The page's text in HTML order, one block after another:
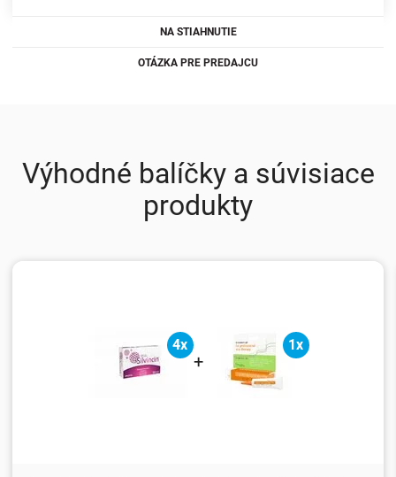
NA STIAHNUTIE
OTÁZKA PRE PREDAJCU
Výhodné balíčky a súvisiace
produkty
4x
+
1x